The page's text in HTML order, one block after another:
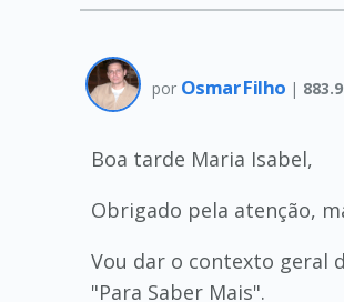
por Osmar Filho |
Boa tarde Maria Isabel,
Obrigado pela atenção,
Vou dar o contexto geral
"Para Saber Mais".